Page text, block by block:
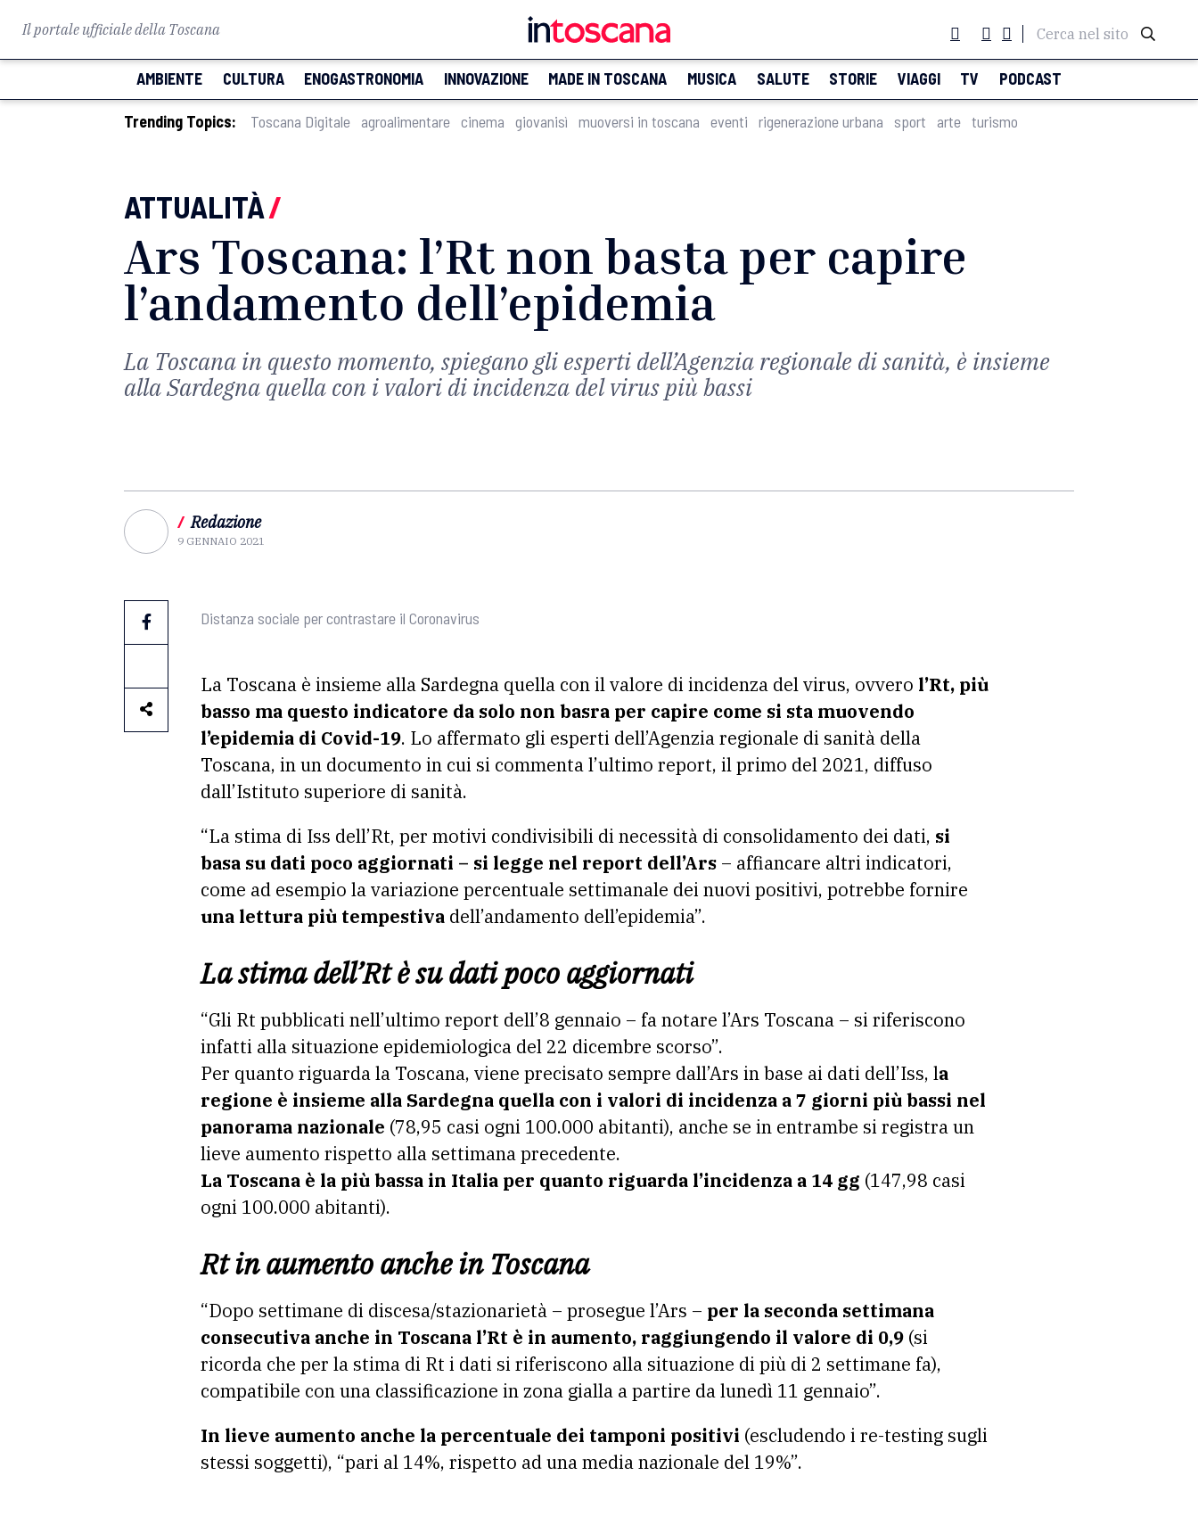
Il portale ufficiale della Toscana Cerca nel sito
AMBIENTE CULTURA ENOGASTRONOMIA INNOVAZIONE MADE IN TOSCANA MUSICA SALUTE STORIE VIAGGI TV PODCAST
Trending Topics: Toscana Digitale agroalimentare cinema giovanisì muoversi in toscana eventi rigenerazione urbana sport arte turismo
ATTUALITÀ/
Ars Toscana: l’Rt non basta per capire
l’andamento dell’epidemia
La Toscana in questo momento, spiegano gli esperti dell’Agenzia regionale di sanità, è insieme
alla Sardegna quella con i valori di incidenza del virus più bassi
/ Redazione
9 GENNAIO 2021
Distanza sociale per contrastare il Coronavirus
La Toscana è insieme alla Sardegna quella con il valore di incidenza del virus, ovvero l’Rt, più
basso ma questo indicatore da solo non basra per capire come si sta muovendo
l’epidemia di Covid-19. Lo affermato gli esperti dell’Agenzia regionale di sanità della
Toscana, in un documento in cui si commenta l’ultimo report, il primo del 2021, diffuso
dall’Istituto superiore di sanità.
“La stima di Iss dell’Rt, per motivi condivisibili di necessità di consolidamento dei dati, si
basa su dati poco aggiornati – si legge nel report dell’Ars – affiancare altri indicatori,
come ad esempio la variazione percentuale settimanale dei nuovi positivi, potrebbe fornire
una lettura più tempestiva dell’andamento dell’epidemia”.
La stima dell’Rt è su dati poco aggiornati
“Gli Rt pubblicati nell’ultimo report dell’8 gennaio – fa notare l’Ars Toscana – si riferiscono
infatti alla situazione epidemiologica del 22 dicembre scorso”.
Per quanto riguarda la Toscana, viene precisato sempre dall’Ars in base ai dati dell’Iss, la
regione è insieme alla Sardegna quella con i valori di incidenza a 7 giorni più bassi nel
panorama nazionale (78,95 casi ogni 100.000 abitanti), anche se in entrambe si registra un
lieve aumento rispetto alla settimana precedente.
La Toscana è la più bassa in Italia per quanto riguarda l’incidenza a 14 gg (147,98 casi
ogni 100.000 abitanti).
Rt in aumento anche in Toscana
“Dopo settimane di discesa/stazionarietà – prosegue l’Ars – per la seconda settimana
consecutiva anche in Toscana l’Rt è in aumento, raggiungendo il valore di 0,9 (si
ricorda che per la stima di Rt i dati si riferiscono alla situazione di più di 2 settimane fa),
compatibile con una classificazione in zona gialla a partire da lunedì 11 gennaio”.
In lieve aumento anche la percentuale dei tamponi positivi (escludendo i re-testing sugli
stessi soggetti), “pari al 14%, rispetto ad una media nazionale del 19%”.